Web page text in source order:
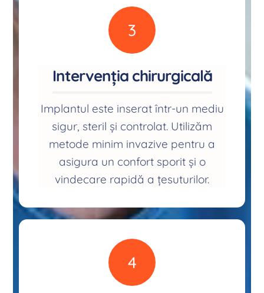
3
Intervenția chirurgicală
Implantul este inserat într-un mediu
sigur, steril și controlat. Utilizăm
metode minim invazive pentru a
asigura un confort sporit și o
vindecare rapidă a țesuturilor.
4